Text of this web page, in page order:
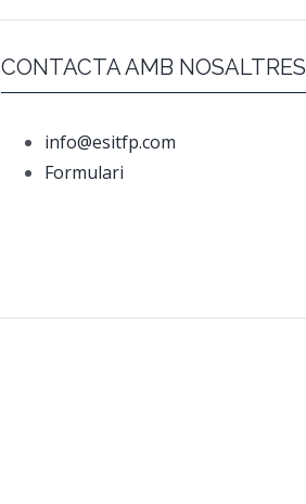
CONTACTA AMB NOSALTRES
info@esitfp.com
Formulari